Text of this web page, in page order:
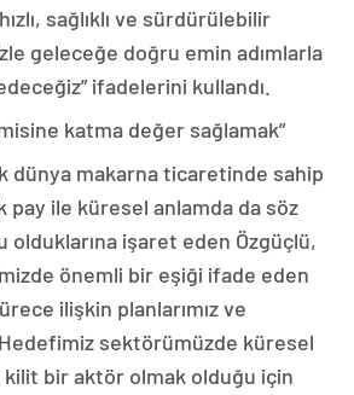
sağlıklı ve sürdürülebilir
geleceğe doğru emin adımlarla
ifadelerini kullandı.
katma değer sağlamak”
dünya makarna ticaretinde sahip
pay ile küresel anlamda da söz
olduklarına işaret eden Özgüçlü,
önemli bir eşiği ifade eden
ilişkin planlarımız ve
sektörümüzde küresel
bir aktör olmak olduğu için